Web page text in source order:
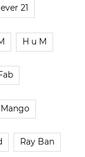
21
H u M
Mango
Ray Ban